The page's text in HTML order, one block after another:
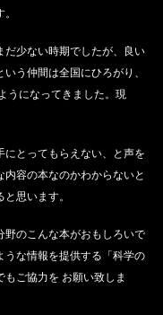
だ少ない時期でしたが、良い
う仲間は全国にひろがり、
うになってきました。現
とってもらえない、と声を
容の本なのかわからないと
思います。
野のこんな本がおもしろいで
うな情報を提供する「科学の
ご協力を お願い致しま